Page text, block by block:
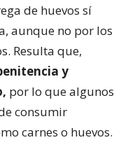
de huevos sí
aunque no por los
Resulta que,
y
por lo que algunos
consumir
carnes o huevos.